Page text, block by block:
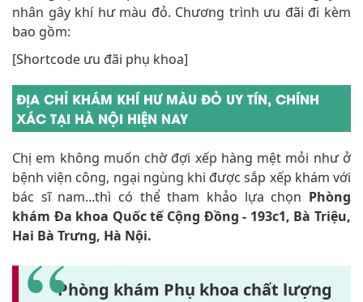
nhân gây khí hư màu đỏ. Chương trình ưu đãi đi kèm
bao gồm:
[Shortcode ưu đãi phụ khoa]
ĐỊA CHỈ KHÁM KHÍ HƯ MÀU ĐỎ UY TÍN, CHÍNH
XÁC TẠI HÀ NỘI HIỆN NAY
Chị em không muốn chờ đợi xếp hàng mệt mỏi như ở
bệnh viện công, ngại ngùng khi được sắp xếp khám với
bác sĩ nam...thì có thể tham khảo lựa chọn Phòng
khám Đa khoa Quốc tế Cộng Đồng - 193c1, Bà Triệu,
Hai Bà Trưng, Hà Nội.
Phòng khám Phụ khoa chất lượng